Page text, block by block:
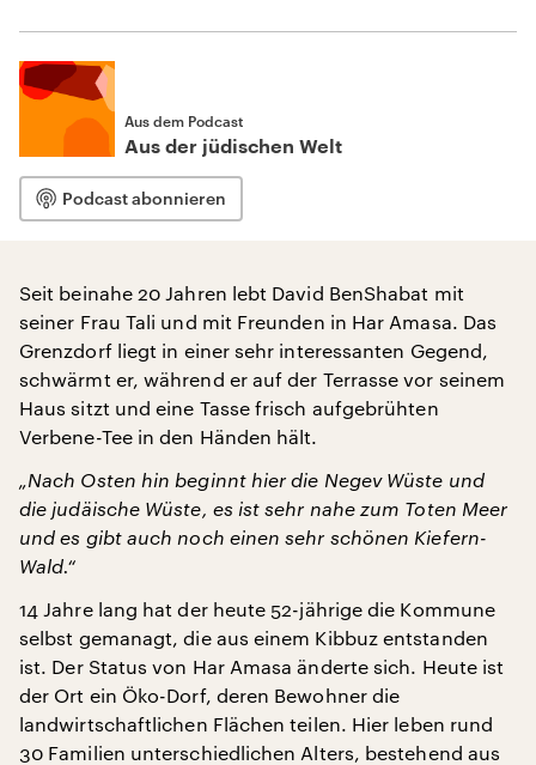
Aus dem Podcast
Aus der jüdischen Welt
Podcast abonnieren
Seit beinahe 20 Jahren lebt David BenShabat mit
seiner Frau Tali und mit Freunden in Har Amasa. Das
Grenzdorf liegt in einer sehr interessanten Gegend,
schwärmt er, während er auf der Terrasse vor seinem
Haus sitzt und eine Tasse frisch aufgebrühten
Verbene-Tee in den Händen hält.
„Nach Osten hin beginnt hier die Negev Wüste und
die judäische Wüste, es ist sehr nahe zum Toten Meer
und es gibt auch noch einen sehr schönen Kiefern-
Wald.“
14 Jahre lang hat der heute 52-jährige die Kommune
selbst gemanagt, die aus einem Kibbuz entstanden
ist. Der Status von Har Amasa änderte sich. Heute ist
der Ort ein Öko-Dorf, deren Bewohner die
landwirtschaftlichen Flächen teilen. Hier leben rund
30 Familien unterschiedlichen Alters, bestehend aus